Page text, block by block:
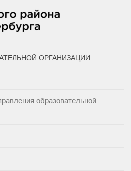
ОРГАНИЗАЦИИ
образовательной